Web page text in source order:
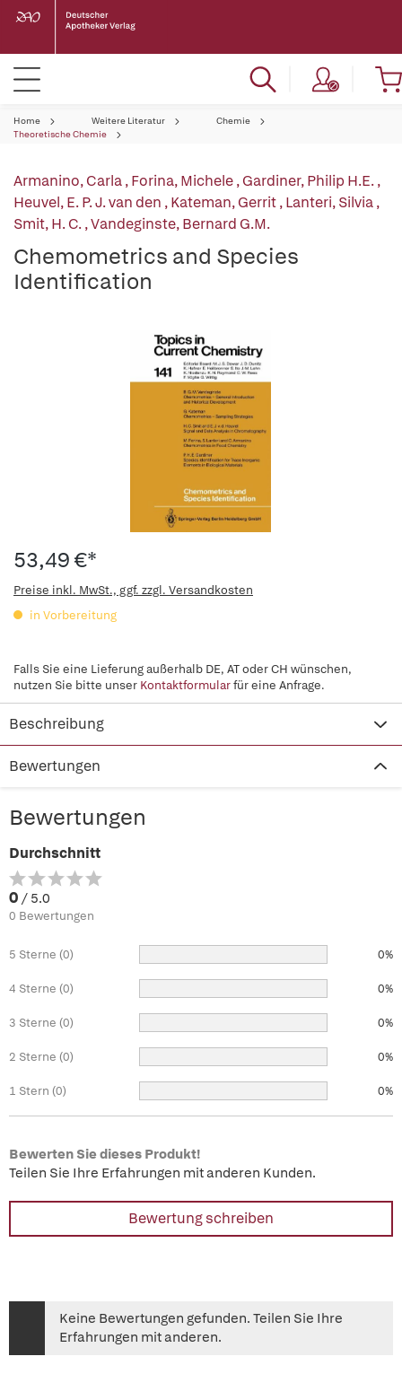
Home Weitere Literatur
Chemie
Theoretische Chemie
Armanino, Carla,Forina, Michele,Gardiner, Philip H.E.,
Heuvel, E. P. J. van den ,Kateman, Gerrit,Lanteri, Silvia,
Smit, H. C.,Vandeginste, Bernard G.M.
Chemometrics and Species
Identification
53,49 €*
Preise inkl. MwSt., ggf. zzgl. Versandkosten
in Vorbereitung
Falls Sie eine Lieferung außerhalb DE, AT oder CH wünschen,
nutzen Sie bitte unser Kontaktformularfür eine Anfrage.
Beschreibung
Bewertungen
Bewertungen
Durchschnitt
0 / 5.0
0 Bewertungen
5 Sterne (0) 0%
4 Sterne (0) 0%
3 Sterne (0) 0%
2 Sterne (0) 0%
1 Stern (0) 0%
Bewerten Sie dieses Produkt!
Teilen Sie Ihre Erfahrungen mit anderen Kunden.
Bewertung schreiben
Keine Bewertungen gefunden. Teilen Sie Ihre
Erfahrungen mit anderen.